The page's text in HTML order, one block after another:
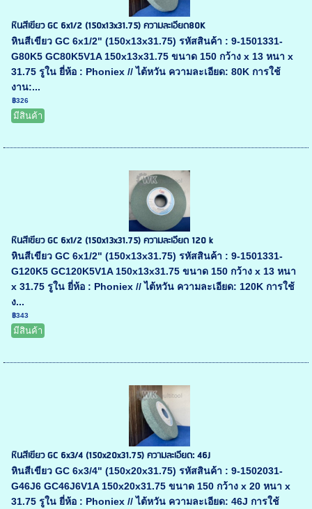
หินสีเขียว GC 6x1/2 (150x13x31.75) ความละเอียด80K
หินสีเขียว GC 6x1/2" (150x13x31.75) รหัสสินค้า : 9-1501331-
G80K5 GC80K5V1A 150x13x31.75 ขนาด 150 กว้าง x 13 หนา x
31.75 รูใน ยี่ห้อ : Phoniex // ไต้หวัน ความละเอียด: 80K การใช้
งาน:...
฿326
มีสินค้า
หินสีเขียว GC 6x1/2 (150x13x31.75) ความละเอียด 120 k
หินสีเขียว GC 6x1/2" (150x13x31.75) รหัสสินค้า : 9-1501331-
G120K5 GC120K5V1A 150x13x31.75 ขนาด 150 กว้าง x 13 หนา
x 31.75 รูใน ยี่ห้อ : Phoniex // ไต้หวัน ความละเอียด: 120K การใช้
ง...
฿343
มีสินค้า
หินสีเขียว GC 6x3/4 (150x20x31.75) ความละเอียด: 46J
หินสีเขียว GC 6x3/4" (150x20x31.75) รหัสสินค้า : 9-1502031-
G46J6 GC46J6V1A 150x20x31.75 ขนาด 150 กว้าง x 20 หนา x
31.75 รูใน ยี่ห้อ : Phoniex // ไต้หวัน ความละเอียด: 46J การใช้